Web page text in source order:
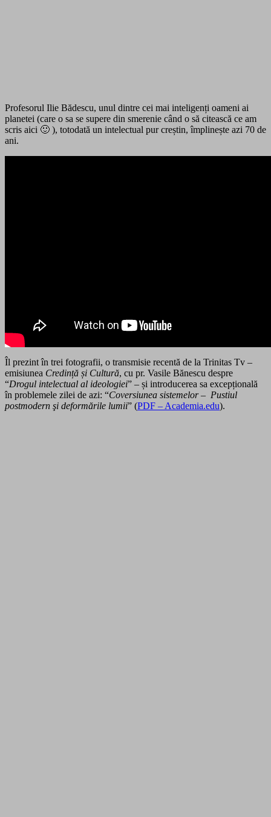
Profesorul Ilie Bădescu, unul dintre cei mai inteligenți oameni ai
planetei (care o sa se supere din smerenie când o să citească ce am
scris aici 🙂 ), totodată un intelectual pur creștin, împlinește azi 70 de
ani.
Îl prezint în trei fotografii, o transmisie recentă de la Trinitas Tv –
emisiunea Credință și Cultură, cu pr. Vasile Bănescu despre
“Drogul intelectual al ideologiei” – și introducerea sa excepțională
în problemele zilei de azi: “Coversiunea sistemelor– Pustiul
postmodern şi deformările lumii” (PDF – Academia.edu).